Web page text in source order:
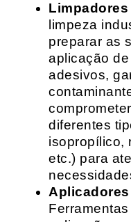
Limpadores
limpeza
preparar as
aplicação
adesivos,
diferentes
isopropílico,
etc.) para